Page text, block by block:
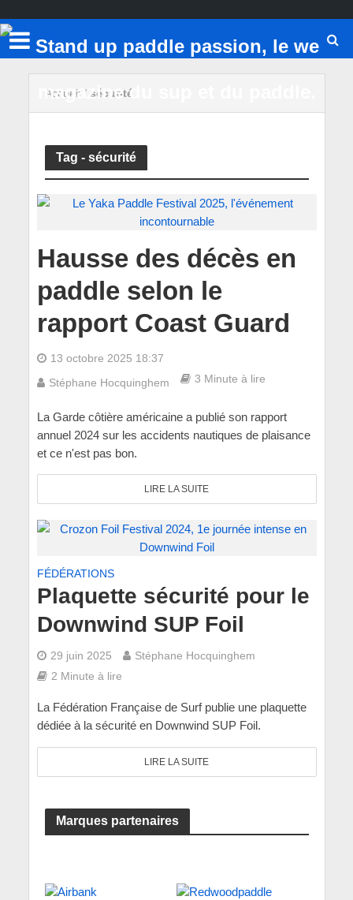
Accueil/ sécurité
Tag - sécurité
Hausse des décès en
paddle selon le
rapport Coast Guard
13 octobre 2025 18:37
Stéphane Hocquinghem
3 Minute à lire
La Garde côtière américaine a publié son rapport
annuel 2024 sur les accidents nautiques de plaisance
et ce n'est pas bon.
LIRE LA SUITE
FÉDÉRATIONS
Plaquette sécurité pour le
Downwind SUP Foil
29 juin 2025
Stéphane Hocquinghem
2 Minute à lire
La Fédération Française de Surf publie une plaquette
dédiée à la sécurité en Downwind SUP Foil.
LIRE LA SUITE
Marques partenaires